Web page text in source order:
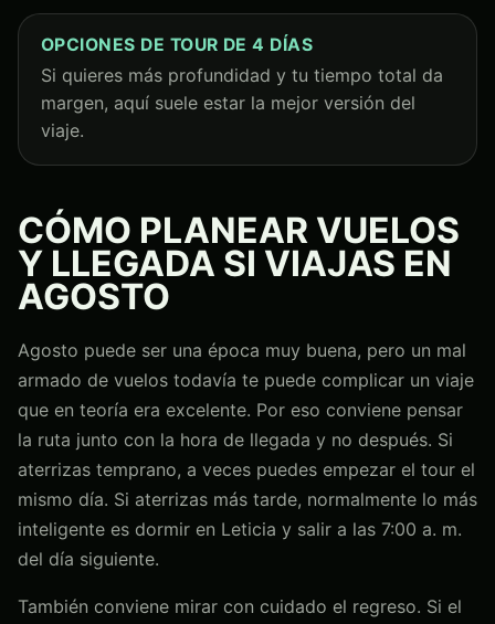
OPCIONES DE TOUR DE 4 DÍAS
Si quieres más profundidad y tu tiempo total da
margen, aquí suele estar la mejor versión del
viaje.
CÓMO PLANEAR VUELOS
Y LLEGADA SI VIAJAS EN
AGOSTO
Agosto puede ser una época muy buena, pero un mal
armado de vuelos todavía te puede complicar un viaje
que en teoría era excelente. Por eso conviene pensar
la ruta junto con la hora de llegada y no después. Si
aterrizas temprano, a veces puedes empezar el tour el
mismo día. Si aterrizas más tarde, normalmente lo más
inteligente es dormir en Leticia y salir a las 7:00 a. m.
del día siguiente.
También conviene mirar con cuidado el regreso. Si el